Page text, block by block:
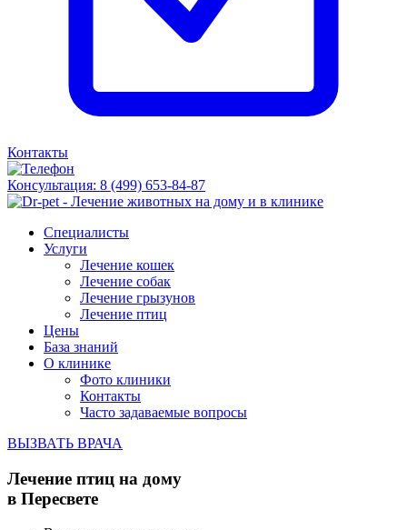
Контакты
Консультация: 8 (499) 653-84-87
Специалисты
Услуги
Лечение кошек
Лечение собак
Лечение грызунов
Лечение птиц
Цены
База знаний
О клинике
Фото клиники
Контакты
Часто задаваемые вопросы
ВЫЗВАТЬ ВРАЧА
Лечение птиц на дому
в Пересвете